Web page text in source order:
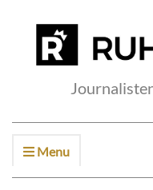
Menu